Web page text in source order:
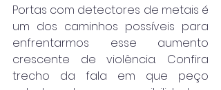
Portas com detectores de metais é
um dos caminhos possíveis para
enfrentarmos esse aumento
crescente de violência. Confira
trecho da fala em que peço